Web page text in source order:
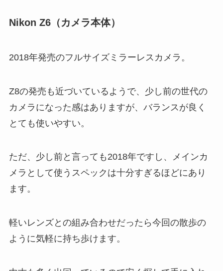
Nikon Z6（カメラ本体）
2018年発売のフルサイズミラーレスカメラ。
Z8の発売も近づいているようで、少し前の世代の
カメラになった感はありますが、バランスが良く
とても使いやすい。
ただ、少し前と言っても2018年ですし、メインカ
メラとして使うスペックは十分すぎるほどにあり
ます。
軽いレンズとの組み合わせだったら今回の散歩の
ように気軽に持ち歩けます。